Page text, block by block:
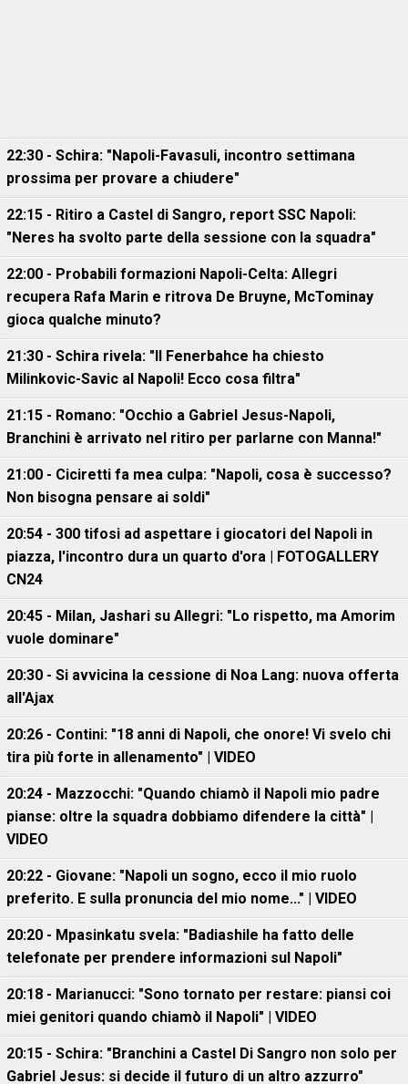
22:30 - Schira: "Napoli-Favasuli, incontro settimana
prossima per provare a chiudere"
22:15 - Ritiro a Castel di Sangro, report SSC Napoli:
"Neres ha svolto parte della sessione con la squadra"
22:00 - Probabili formazioni Napoli-Celta: Allegri
recupera Rafa Marin e ritrova De Bruyne, McTominay
gioca qualche minuto?
21:30 - Schira rivela: "Il Fenerbahce ha chiesto
Milinkovic-Savic al Napoli! Ecco cosa filtra"
21:15 - Romano: "Occhio a Gabriel Jesus-Napoli,
Branchini è arrivato nel ritiro per parlarne con Manna!"
21:00 - Ciciretti fa mea culpa: "Napoli, cosa è successo?
Non bisogna pensare ai soldi"
20:54 - 300 tifosi ad aspettare i giocatori del Napoli in
piazza, l'incontro dura un quarto d'ora | FOTOGALLERY
CN24
20:45 - Milan, Jashari su Allegri: "Lo rispetto, ma Amorim
vuole dominare"
20:30 - Si avvicina la cessione di Noa Lang: nuova offerta
all'Ajax
20:26 - Contini: "18 anni di Napoli, che onore! Vi svelo chi
tira più forte in allenamento" | VIDEO
20:24 - Mazzocchi: "Quando chiamò il Napoli mio padre
pianse: oltre la squadra dobbiamo difendere la città" |
VIDEO
20:22 - Giovane: "Napoli un sogno, ecco il mio ruolo
preferito. E sulla pronuncia del mio nome..." | VIDEO
20:20 - Mpasinkatu svela: "Badiashile ha fatto delle
telefonate per prendere informazioni sul Napoli"
20:18 - Marianucci: "Sono tornato per restare: piansi coi
miei genitori quando chiamò il Napoli" | VIDEO
20:15 - Schira: "Branchini a Castel Di Sangro non solo per
Gabriel Jesus: si decide il futuro di un altro azzurro"